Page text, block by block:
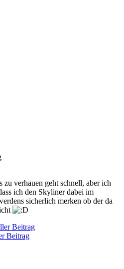
zu verhauen geht schnell, aber ich
ich den Skyliner dabei im
sicherlich merken ob der da
Beitrag
Beitrag